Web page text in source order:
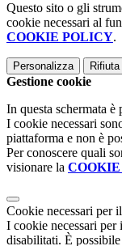
Questo sito o gli
cookie necessari al
COOKIE POLICY.
Personalizza
Gestione cookie
In questa schermata
I cookie necessari
piattaforma e non è
Per conoscere quali
visionare la
Cookie necessari per
I cookie necessari per
disabilitati. È